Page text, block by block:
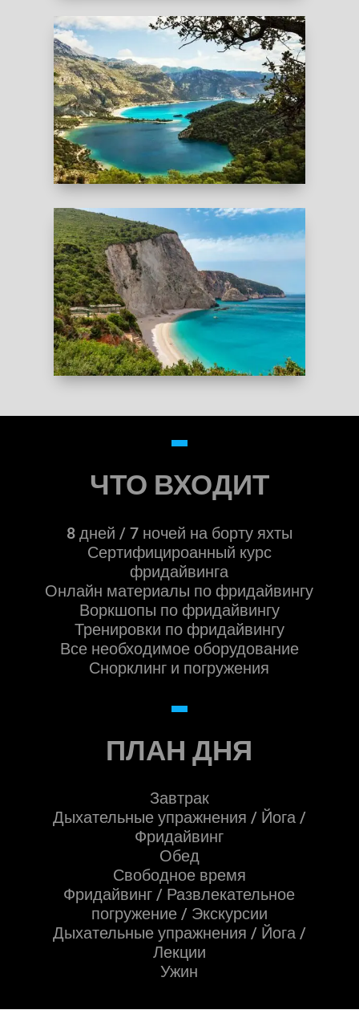
ТУРЦИЯ
ГРЕЦИЯ
ЧТО ВХОДИТ
8 дней / 7 ночей на борту яхты
Сертифицироанный курс
фридайвинга
Онлайн материалы по фридайвингу
Воркшопы по фридайвингу
Тренировки по фридайвингу
Все необходимое оборудование
Снорклинг и погружения
ПЛАН ДНЯ
Завтрак
Дыхательные упражнения / Йога /
Фридайвинг
Обед
Свободное время
Фридайвинг / Развлекательное
погружение / Экскурсии
Дыхательные упражнения / Йога /
Лекции
Ужин